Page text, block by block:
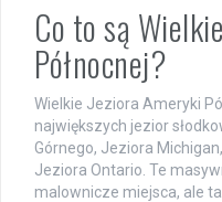
Co to są
Północnej?
Wielkie Jeziora Ameryki
największych jezior
Górnego, Jeziora
Jeziora Ontario. Te
malownicze miejsca, ale